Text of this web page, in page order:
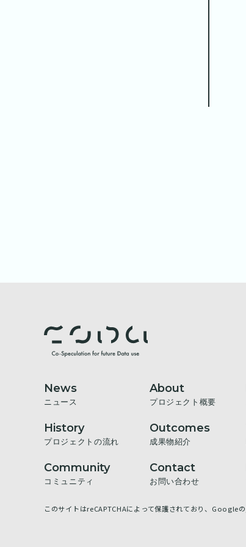
News
ニュース
About
プロジェクト概要
History
プロジェクトの流れ
Outcomes
成果物紹介
Community
コミュニティ
Contact
お問い合わせ
このサイトはreCAPTCHAによって保護されており、Googleの